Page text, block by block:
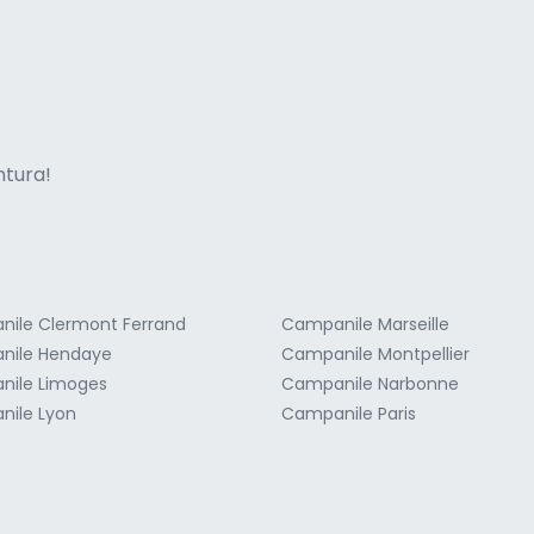
Clermont Ferrand
Hendaye
Limoges
Lyon
Campanile Marseille
Campanile Montpellier
Campanile Narbonne
Campanile Paris